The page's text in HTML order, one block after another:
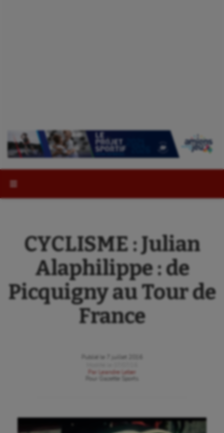
CYCLISME : Julian
Alaphilippe : de
Picquigny au Tour de
France
Publié le
7 juillet 2016
Par
Leandre Leber
Gazette Sports